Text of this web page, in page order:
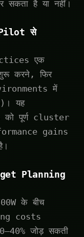
है या नहीं।
से
एक
करने, फिर
में
यह
पूर्ण cluster
gains
Planning
के बीच
costs
जोड़ सकती